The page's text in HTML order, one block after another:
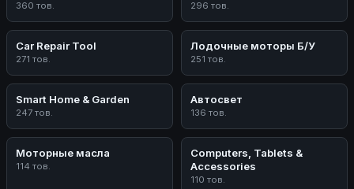
360 тов. 296 тов.
Car Repair Tool
271 тов.
Лодочные моторы Б/У
251 тов.
Smart Home & Garden
247 тов.
Автосвет
136 тов.
Моторные масла
114 тов.
Computers, Tablets &
Accessories
110 тов.